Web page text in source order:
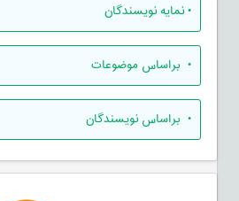
•نمایه نویسندگان
• براساس موضوعات
• براساس نویسندگان